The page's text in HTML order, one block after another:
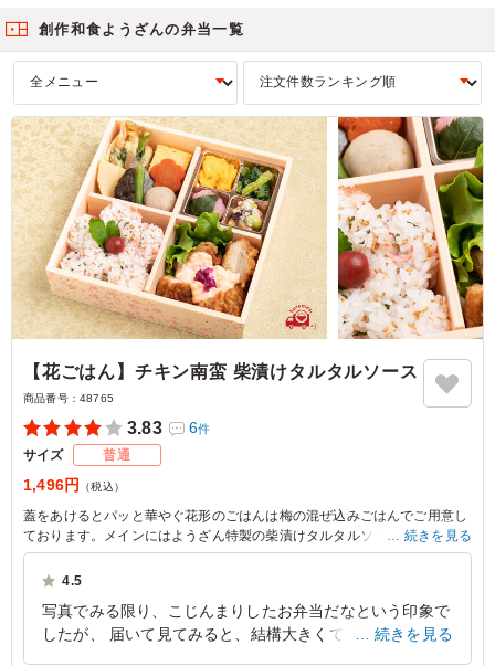
またお店オリジナルで漬け込んだ塩麹焼きや西京焼きもおすすめ。普段づかい
創作和食ようざんの弁当一覧
【花ごはん】チキン南蛮 柴漬けタルタルソース
商品番号： 48765
3.83 6件
サイズ 普通
1,496円 （税込）
蓋をあけるとパッと華やぐ花形のごはんは梅の混ぜ込みごはんでご用意し
ております。メインにはようざん特製の柴漬けタルタルソースのチキン南
蛮をご用意しました。彩り豊かな味わいをお楽しみください
続きを見る
4.5
写真でみる限り、こじんまりしたお弁当だなという印象で
したが、 届いて見てみると、結構大きくて、男性でも満
続きを見る